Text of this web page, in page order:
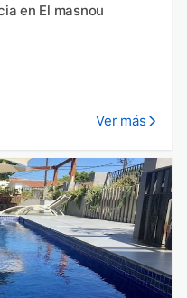
en El masnou
Ver más